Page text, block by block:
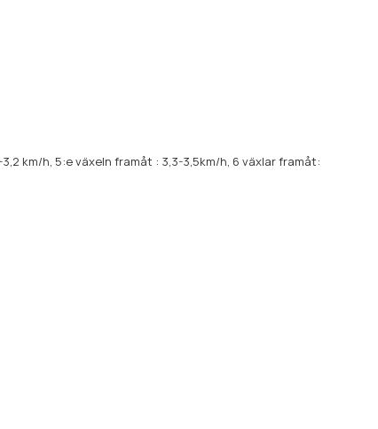
km/h, 5:e växeln framåt : 3,3-3,5km/h, 6 växlar framåt: